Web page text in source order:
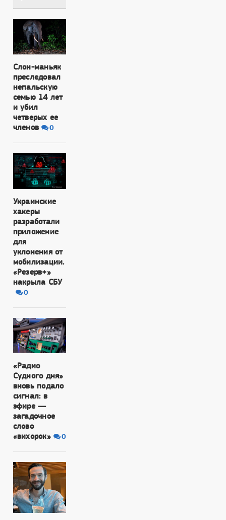
Слон-маньяк
преследовал
непальскую
семью 14 лет
и убил
четверых ее
членов
0
Украинские
хакеры
разработали
приложение
для
уклонения от
мобилизации.
«Резерв+»
накрыла СБУ
0
«Радио
Судного дня»
вновь подало
сигнал: в
эфире —
загадочное
слово
«вихорок»
0